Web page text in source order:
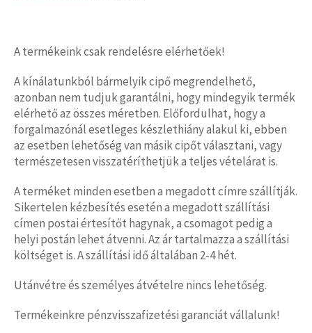
A termékeink csak rendelésre elérhetőek!
A kínálatunkból bármelyik cipő megrendelhető,
azonban nem tudjuk garantálni, hogy mindegyik termék
elérhető az összes méretben. Előfordulhat, hogy a
forgalmazónál esetleges készlethiány alakul ki, ebben
az esetben lehetőség van másik cipőt választani, vagy
természetesen visszatéríthetjük a teljes vételárat is.
A terméket minden esetben a megadott címre szállítják.
Sikertelen kézbesítés esetén a megadott szállítási
címen postai értesítőt hagynak, a csomagot pedig a
helyi postán lehet átvenni. Az ár tartalmazza a szállítási
költséget is. A szállítási idő általában 2-4 hét.
Utánvétre és személyes átvételre nincs lehetőség.
Termékeinkre pénzvisszafizetési garanciát vállalunk!